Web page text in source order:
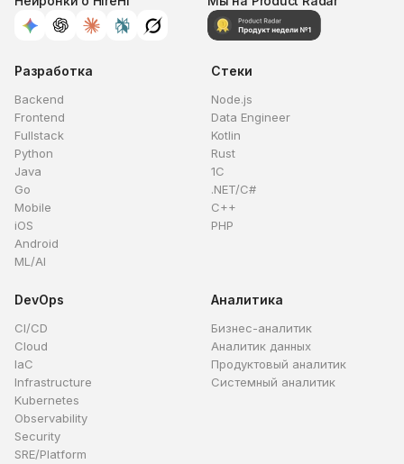
Разработка
Backend
Frontend
Fullstack
Python
Java
Go
Mobile
iOS
Android
ML/AI
Стеки
Node.js
Data Engineer
Kotlin
Rust
1C
.NET/C#
C++
PHP
DevOps
CI/CD
Cloud
IaC
Infrastructure
Kubernetes
Observability
Security
SRE/Platform
Аналитика
Бизнес-аналитик
Аналитик данных
Продуктовый аналитик
Системный аналитик